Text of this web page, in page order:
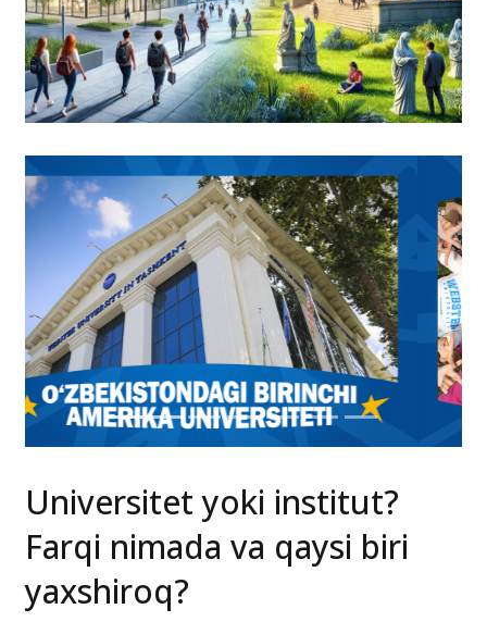
Universitet yoki institut?
Farqi nimada va qaysi biri
yaxshiroq?